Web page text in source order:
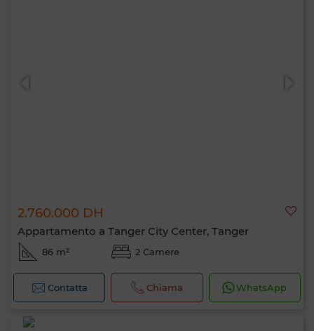
2.760.000 DH
Appartamento a Tanger City Center, Tanger
86 m² 2 Camere
Contatta Chiama WhatsApp